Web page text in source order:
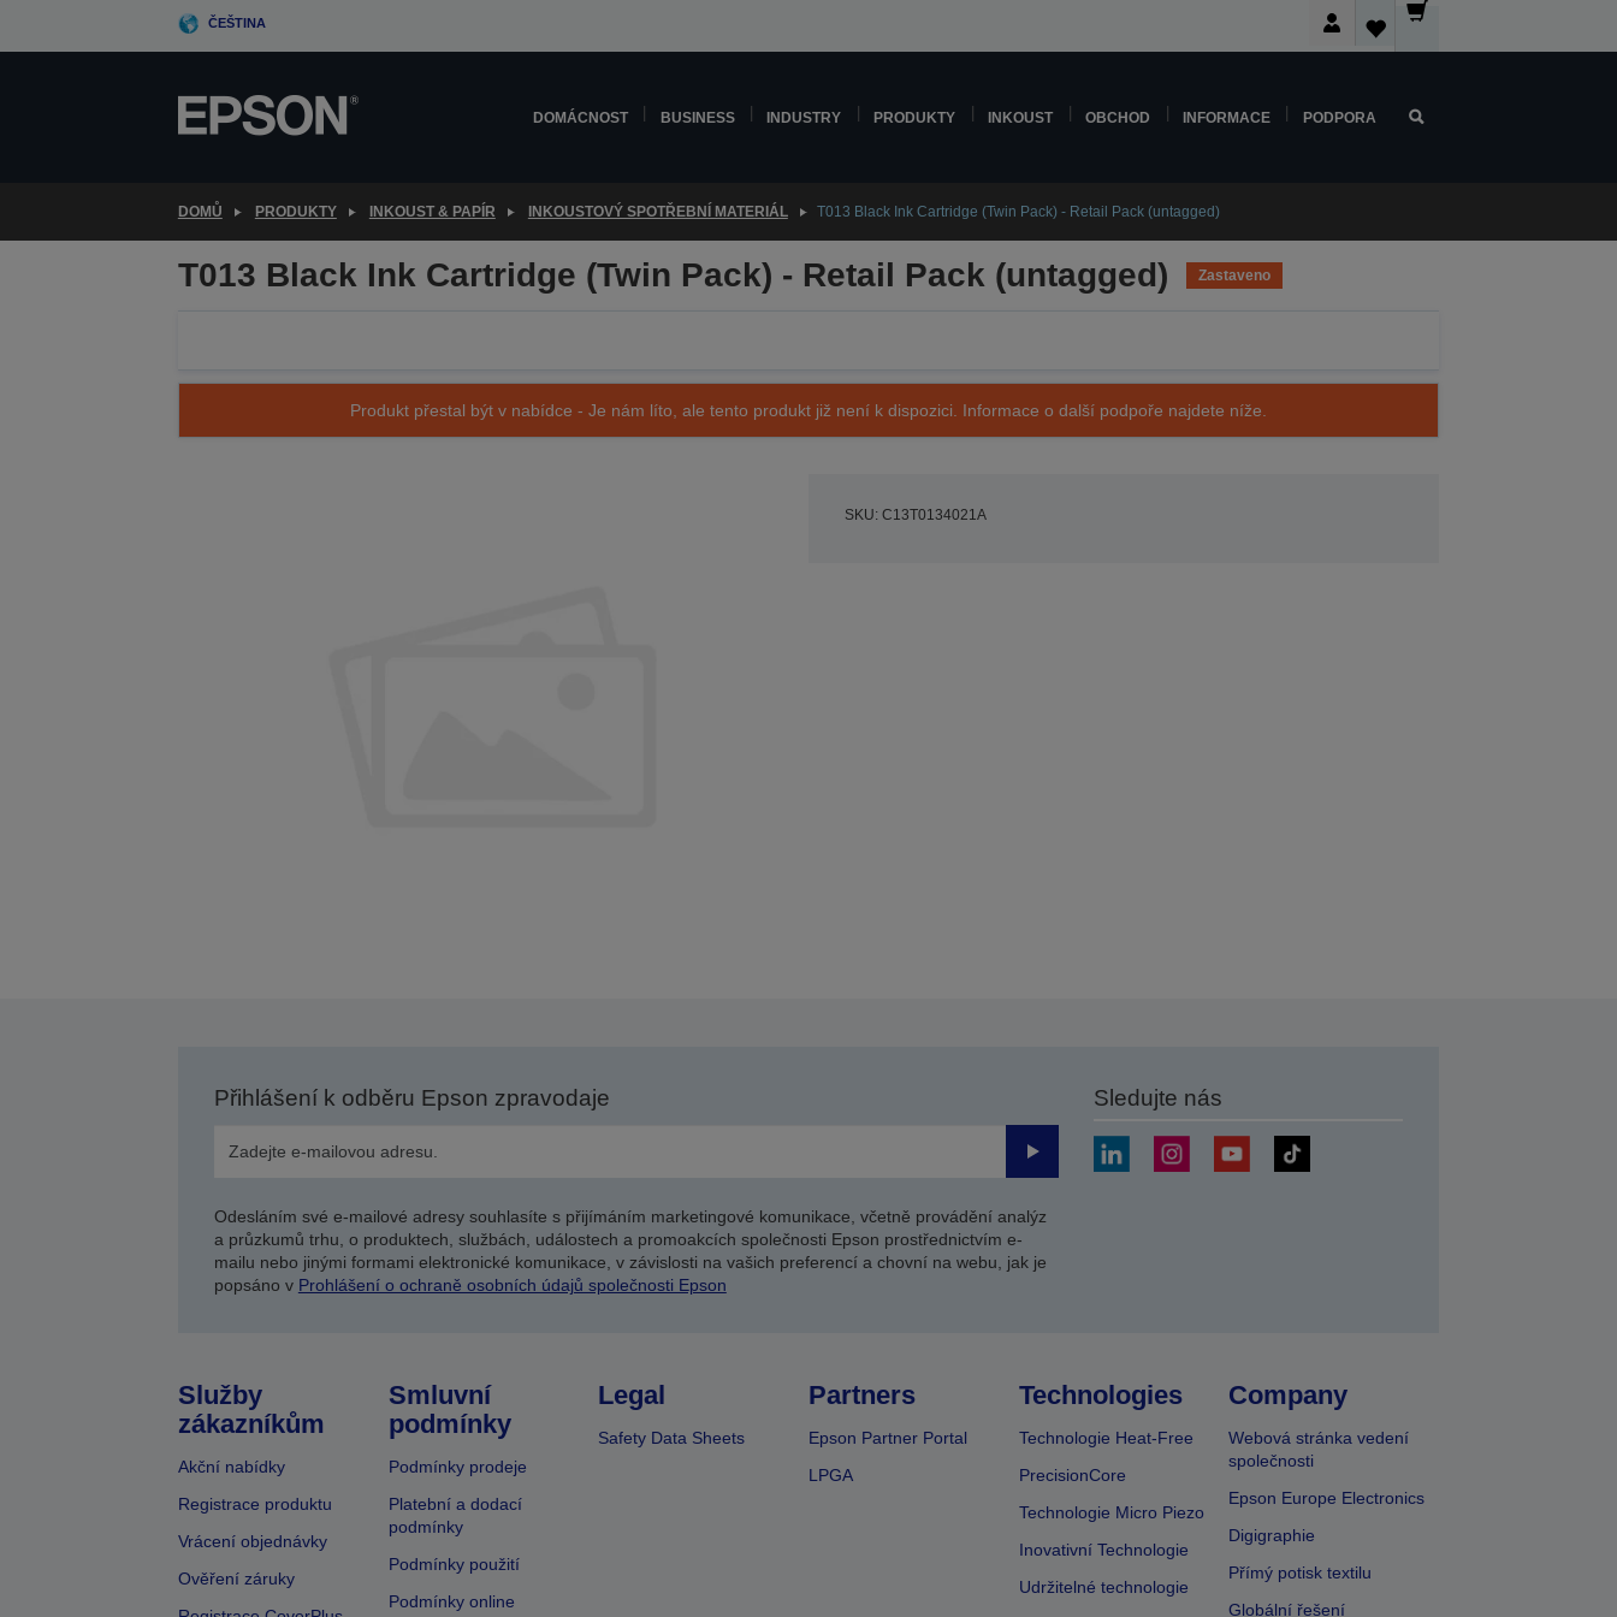
ČEŠTINA
DOMÁCNOST BUSINESS INDUSTRY PRODUKTY INKOUST OBCHOD INFORMACE PODPORA
DOMŮ PRODUKTY INKOUST & PAPÍR INKOUSTOVÝ SPOTŘEBNÍ MATERIÁL T013 Black Ink Cartridge (Twin Pack) - Retail Pack (untagged)
T013 Black Ink Cartridge (Twin Pack) - Retail Pack (untagged) Zastaveno
Produkt přestal být v nabídce - Je nám líto, ale tento produkt již není k dispozici. Informace o další podpoře najdete níže.
SKU: C13T0134021A
Přihlášení k odběru Epson zpravodaje
Odeslat
Odesláním své e-mailové adresy souhlasíte s přijímáním marketingové komunikace, včetně provádění analýz
a průzkumů trhu, o produktech, službách, událostech a promoakcích společnosti Epson prostřednictvím e-
mailu nebo jinými formami elektronické komunikace, v závislosti na vašich preferencí a chovní na webu, jak je
popsáno v Prohlášení o ochraně osobních údajů společnosti Epson
Sledujte nás
Služby
zákazníkům
Akční nabídky
Registrace produktu
Vrácení objednávky
Ověření záruky
Smluvní
podmínky
Podmínky prodeje
Platební a dodací
podmínky
Podmínky použití
Podmínky online
Legal
Safety Data Sheets
Partners
Epson Partner Portal
LPGA
Technologies
Technologie Heat-Free
PrecisionCore
Technologie Micro Piezo
Inovativní Technologie
Udržitelné technologie
Company
Webová stránka vedení
společnosti
Epson Europe Electronics
Digigraphie
Přímý potisk textilu
Globální řešení